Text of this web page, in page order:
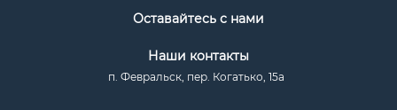
Оставайтесь с нами
Наши контакты
п. Февральск, пер. Когатько, 15а